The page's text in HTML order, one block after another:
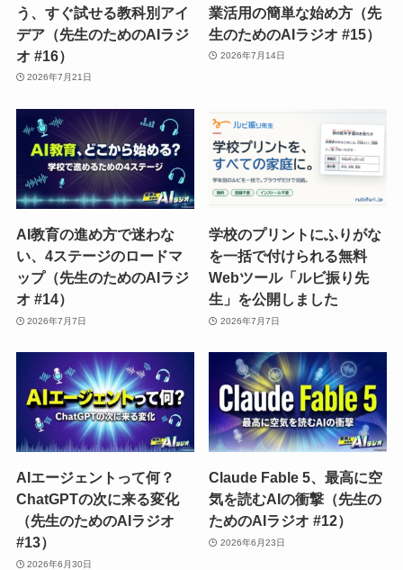
う、すぐ試せる教科別アイ
デア（先生のためのAIラジ
オ #16）
2026年7月21日
業活用の簡単な始め方（先
生のためのAIラジオ #15）
2026年7月14日
AI教育の進め方で迷わな
い、4ステージのロードマ
ップ（先生のためのAIラジ
オ #14）
2026年7月7日
学校のプリントにふりがな
を一括で付けられる無料
Webツール「ルビ振り先
生」を公開しました
2026年7月7日
AIエージェントって何？
ChatGPTの次に来る変化
（先生のためのAIラジオ
#13）
2026年6月30日
Claude Fable 5、最高に空
気を読むAIの衝撃（先生の
ためのAIラジオ #12）
2026年6月23日